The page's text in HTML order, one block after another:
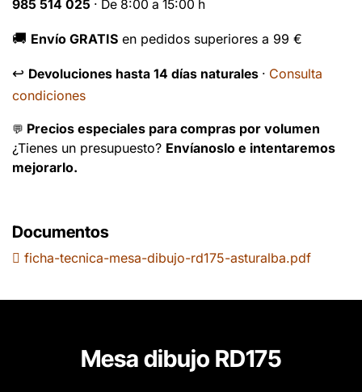
985 514 025 · De 8:00 a 15:00 h
🚚 Envío GRATIS en pedidos superiores a 99 €
↩️ Devoluciones hasta 14 días naturales · Consulta
condiciones
💬 Precios especiales para compras por volumen
¿Tienes un presupuesto? Envíanoslo e intentaremos
mejorarlo.
Documentos
ficha-tecnica-mesa-dibujo-rd175-asturalba.pdf
Mesa dibujo RD175